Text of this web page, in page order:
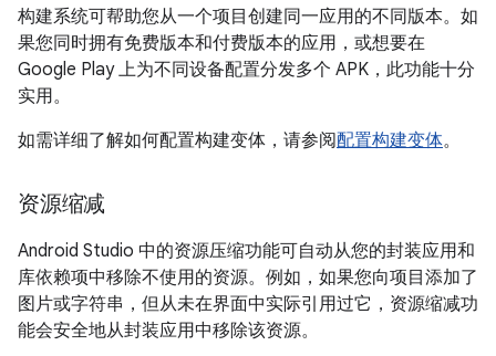
构建系统可帮助您从一个项目创建同一应用的不同版本。如
果您同时拥有免费版本和付费版本的应用，或想要在
Google Play 上为不同设备配置分发多个 APK，此功能十分
实用。
如需详细了解如何配置构建变体，请参阅配置构建变体。
资源缩减
Android Studio 中的资源压缩功能可自动从您的封装应用和
库依赖项中移除不使用的资源。例如，如果您向项目添加了
图片或字符串，但从未在界面中实际引用过它，资源缩减功
能会安全地从封装应用中移除该资源。